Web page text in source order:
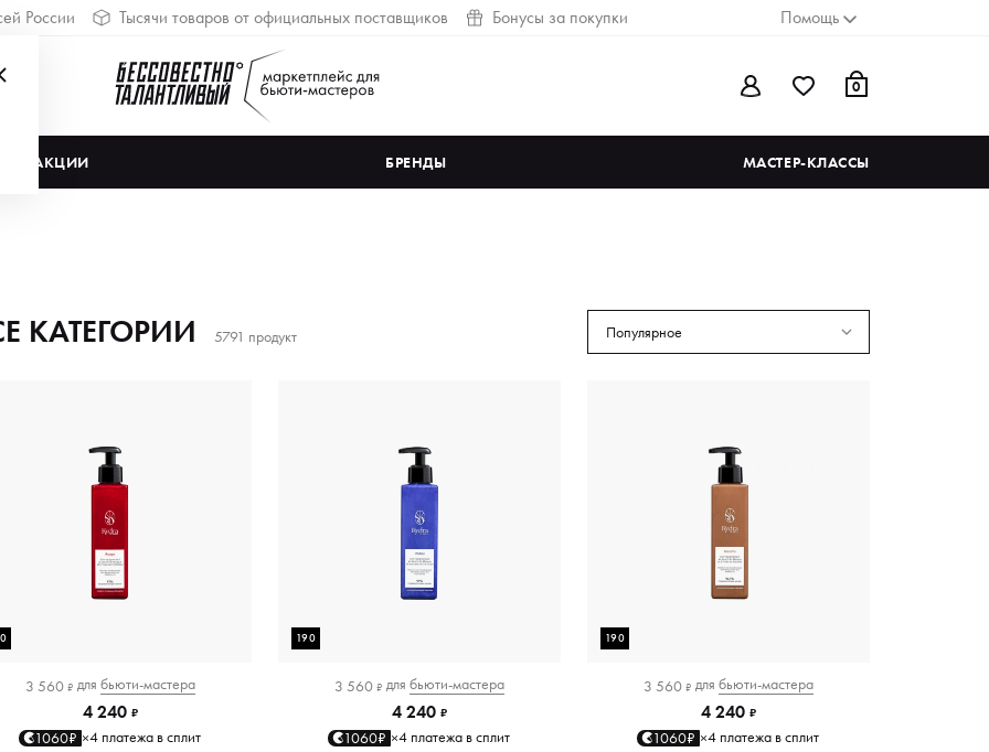
России Тысячи товаров от официальных поставщиков Бонусы за покупки Помощь
0
АКЦИИ БРЕНДЫ МАСТЕР-КЛАССЫ
КАТЕГОРИИ 5791 продукт Популярное
3 560 ₽ для бьюти-мастера
4 240 ₽
1060₽ ×4 платежа в сплит
190
3 560 ₽ для бьюти-мастера
4 240 ₽
1060₽ ×4 платежа в сплит
190
3 560 ₽ для бьюти-мастера
4 240 ₽
1060₽ ×4 платежа в сплит